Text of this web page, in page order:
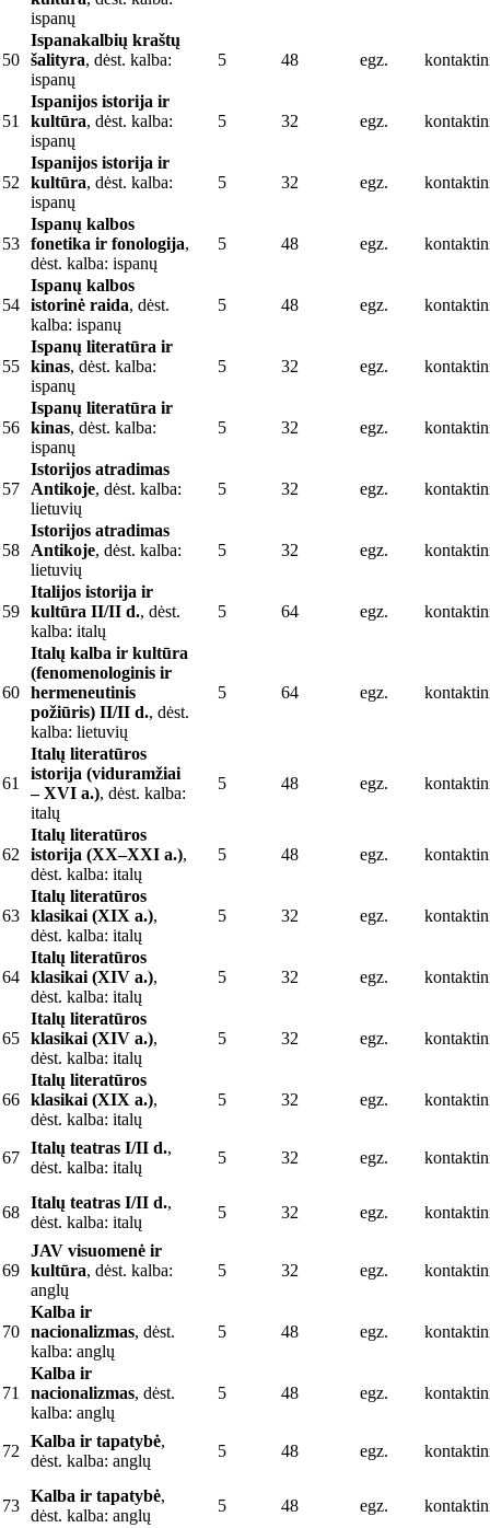
ispanų
50
Ispanakalbių kraštų
šalityra, dėst. kalba:
ispanų
5 48 egz.
51
Ispanijos istorija ir
kultūra, dėst. kalba:
ispanų
5 32 egz.
52
Ispanijos istorija ir
kultūra, dėst. kalba:
ispanų
5 32 egz.
53
Ispanų kalbos
fonetika ir fonologija,
dėst. kalba: ispanų
5 48 egz.
54
Ispanų kalbos
istorinė raida, dėst.
kalba: ispanų
5 48 egz.
55
Ispanų literatūra ir
kinas, dėst. kalba:
ispanų
5 32 egz.
56
Ispanų literatūra ir
kinas, dėst. kalba:
ispanų
5 32 egz.
57
Istorijos atradimas
Antikoje, dėst. kalba:
lietuvių
5 32 egz.
58
Istorijos atradimas
Antikoje, dėst. kalba:
lietuvių
5 32 egz.
59
Italijos istorija ir
kultūra II/II d., dėst.
kalba: italų
5 64 egz.
60
Italų kalba ir kultūra
(fenomenologinis ir
hermeneutinis
požiūris) II/II d., dėst.
kalba: lietuvių
5 64 egz.
61
Italų literatūros
istorija (viduramžiai
– XVI a.), dėst. kalba:
italų
5 48 egz.
62
Italų literatūros
istorija (XX–XXI a.),
dėst. kalba: italų
5 48 egz.
63
Italų literatūros
klasikai (XIX a.),
dėst. kalba: italų
5 32 egz.
64
Italų literatūros
klasikai (XIV a.),
dėst. kalba: italų
5 32 egz.
65
Italų literatūros
klasikai (XIV a.),
dėst. kalba: italų
5 32 egz.
66
Italų literatūros
klasikai (XIX a.),
dėst. kalba: italų
5 32 egz.
67
Italų teatras I/II d.,
dėst. kalba: italų
5 32 egz.
68
Italų teatras I/II d.,
dėst. kalba: italų
5 32 egz.
69
JAV visuomenė ir
kultūra, dėst. kalba:
anglų
5 32 egz.
70
Kalba ir
nacionalizmas, dėst.
kalba: anglų
5 48 egz.
71
Kalba ir
nacionalizmas, dėst.
kalba: anglų
5 48 egz.
72
Kalba ir tapatybė,
dėst. kalba: anglų
5 48 egz.
73
Kalba ir tapatybė,
dėst. kalba: anglų
5 48 egz.